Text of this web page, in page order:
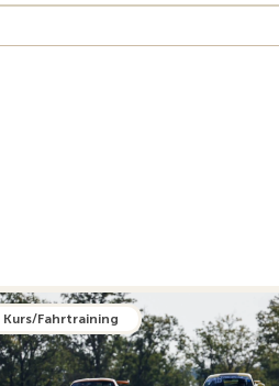
Kurs/Fahrtraining